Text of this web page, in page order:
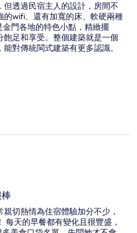
透過民宿主人的設計，房間不
的wifi、還有加寬的床、軟硬兩種
門各地的特色小點，精緻擺
足和享受。整個建築就是一個
對傳統閩式建築有更多認識。
切熱情為住宿體驗加分不少，
天的早餐都有變化且很豐盛，